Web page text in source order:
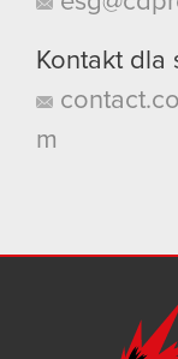
Kontakt dla
m